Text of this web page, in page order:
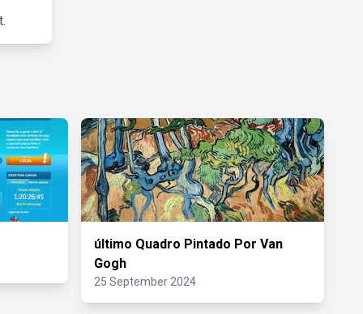
último Quadro Pintado Por Van
Gogh
25 September 2024